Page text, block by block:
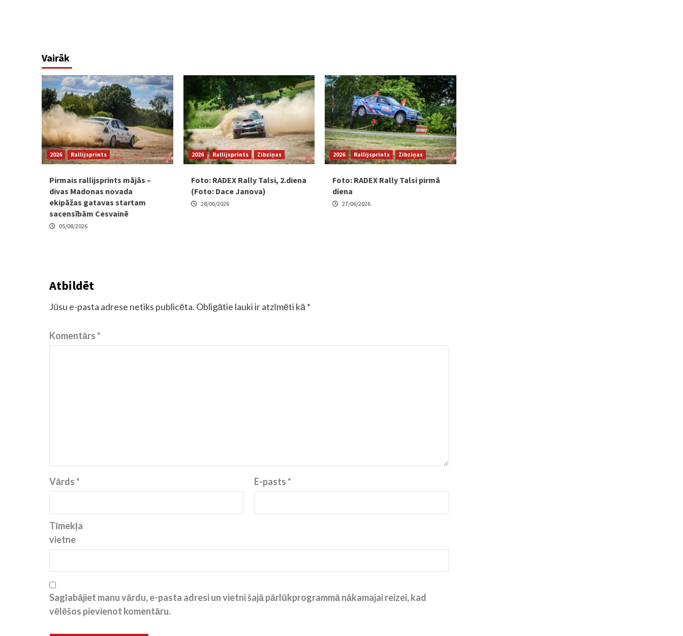
Vairāk
2026 Rallijsprints
Pirmais rallijsprints mājās –
divas Madonas novada
ekipāžas gatavas startam
sacensībām Cesvainē
05/08/2026
2026 Rallijsprints Zibziņas
Foto: RADEX Rally Talsi, 2.diena
(Foto: Dace Janova)
28/06/2026
2026 Rallijsprints Zibziņas
Foto: RADEX Rally Talsi pirmā
diena
27/06/2026
Atbildēt
Jūsu e-pasta adrese netiks publicēta. Obligātie lauki ir atzīmēti kā*
Komentārs*
Vārds* E-pasts*
Tīmekļa
vietne
Saglabājiet manu vārdu, e-pasta adresi un vietni šajā pārlūkprogrammā nākamajai reizei, kad
vēlēšos pievienot komentāru.